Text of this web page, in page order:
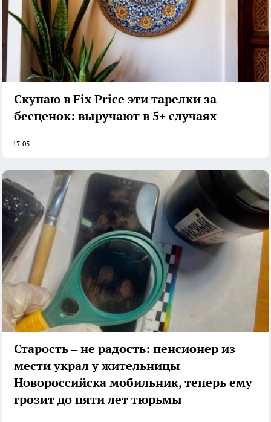
Скупаю в Fix Price эти тарелки за
бесценок: выручают в 5+ случаях
17:05
Старость – не радость: пенсионер из
мести украл у жительницы
Новороссийска мобильник, теперь ему
грозит до пяти лет тюрьмы